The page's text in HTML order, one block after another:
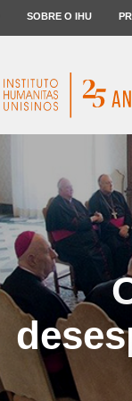
SOBRE O IHU